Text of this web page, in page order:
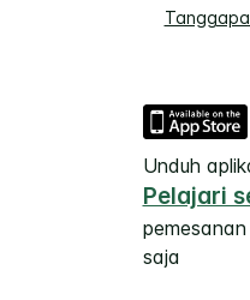
Unduh
Pelajari
saja